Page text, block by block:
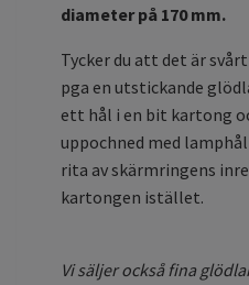
diameter på 170 mm.
Tycker du att det är
pga en utstickande
ett hål i en bit kartong
uppochned med
rita av skärmringens
kartongen istället.
Vi säljer också fina